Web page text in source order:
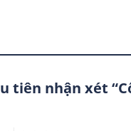
tiên nhận xét